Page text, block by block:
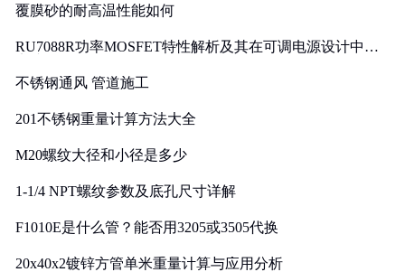
覆膜砂的耐高温性能如何
RU7088R功率MOSFET特性解析及其在可调电源设计中的
不锈钢通风 管道施工
201不锈钢重量计算方法大全
M20螺纹大径和小径是多少
1-1/4 NPT螺纹参数及底孔尺寸详解
F1010E是什么管？能否用3205或3505代换
20x40x2镀锌方管单米重量计算与应用分析